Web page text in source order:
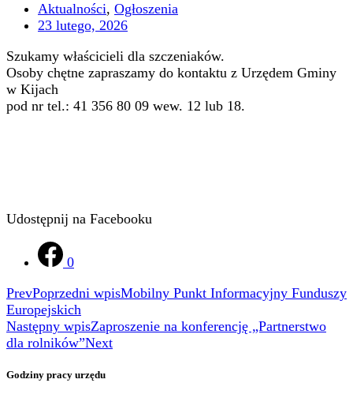
Aktualności, Ogłoszenia
23 lutego, 2026
Szukamy właścicieli dla szczeniaków.
Osoby chętne zapraszamy do kontaktu z Urzędem Gminy
w Kijach
pod nr tel.: 41 356 80 09 wew. 12 lub 18.
Udostępnij na Facebooku
0
PrevPoprzedni wpisMobilny Punkt Informacyjny Funduszy
Europejskich
Następny wpisZaproszenie na konferencję „Partnerstwo
dla rolników”Next
Godziny pracy urzędu